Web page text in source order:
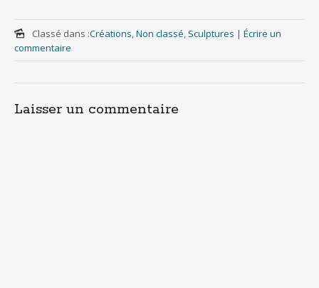
Classé dans :Créations,Non classé, Sculptures | Écrire un
commentaire
Laisser un commentaire